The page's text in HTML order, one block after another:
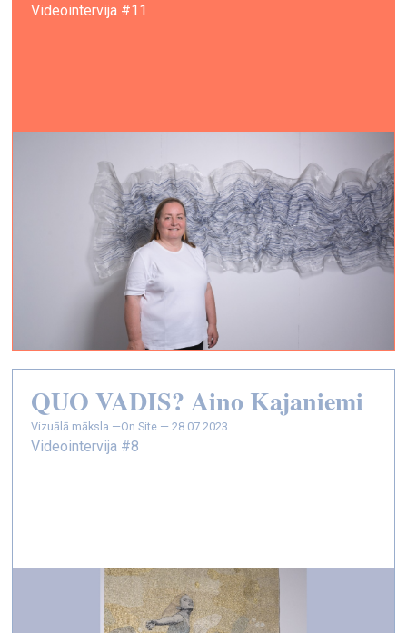
Videointervija #11
QUO VADIS? Aino Kajaniemi
vizuālā māksla —On Site — 28.07.2023.
Videointervija #8